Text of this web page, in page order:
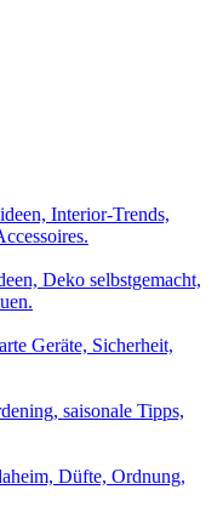
Interior-Trends,
Deko selbstgemacht,
Geräte, Sicherheit,
saisonale Tipps,
Düfte, Ordnung,